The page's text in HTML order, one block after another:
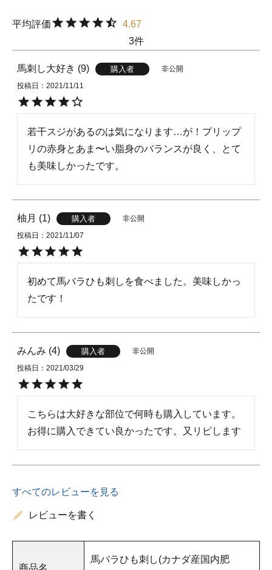
4.67
3
馬刺し大好き 9 購入者 非公開
投稿日 2021/11/11
若干スジがあるのは気になります…が！プリップ
リの赤身とあま〜い脂身のバランスが良く、とて
も美味しかったです。
柚月 1 購入者 非公開
投稿日 2021/11/07
初めて馬バラひも刺しを食べました。美味しかっ
たです！
みんみ 4 購入者 非公開
投稿日 2021/03/29
こちらは大好きな部位で何時も購入しています。
お得に購入できてい良かったです。又リピします
すべてのレビューを見る
レビューを書く
商品名
馬バラひも刺し(カナダ産国内肥